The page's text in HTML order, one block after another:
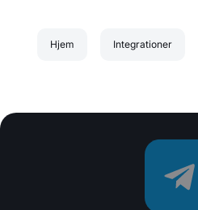
Hjem Integrationer